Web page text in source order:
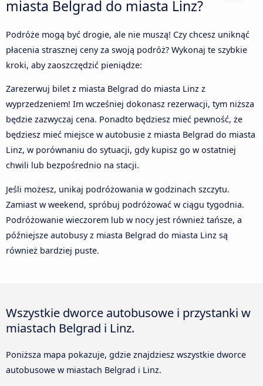
miasta Belgrad do miasta Linz?
Podróże mogą być drogie, ale nie muszą! Czy chcesz uniknąć
płacenia strasznej ceny za swoją podróż? Wykonaj te szybkie
kroki, aby zaoszczędzić pieniądze:
Zarezerwuj bilet z miasta Belgrad do miasta Linz z
wyprzedzeniem! Im wcześniej dokonasz rezerwacji, tym niższa
będzie zazwyczaj cena. Ponadto będziesz mieć pewność, że
będziesz mieć miejsce w autobusie z miasta Belgrad do miasta
Linz, w porównaniu do sytuacji, gdy kupisz go w ostatniej
chwili lub bezpośrednio na stacji.
Jeśli możesz, unikaj podróżowania w godzinach szczytu.
Zamiast w weekend, spróbuj podróżować w ciągu tygodnia.
Podróżowanie wieczorem lub w nocy jest również tańsze, a
późniejsze autobusy z miasta Belgrad do miasta Linz są
również bardziej puste.
Wszystkie dworce autobusowe i przystanki w
miastach Belgrad i Linz.
Poniższa mapa pokazuje, gdzie znajdziesz wszystkie dworce
autobusowe w miastach Belgrad i Linz.